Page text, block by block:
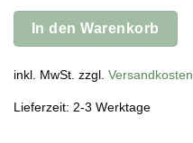
war:
24,95 €
ist:
12,48 €.
In den Warenkorb
inkl. MwSt. zzgl. Versandkosten
Lieferzeit: 2-3 Werktage